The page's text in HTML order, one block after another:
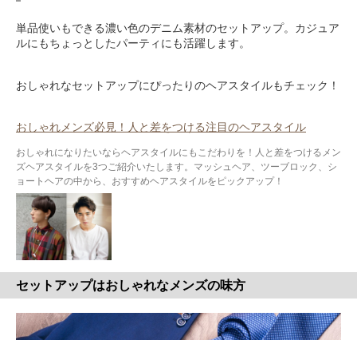
単品使いもできる濃い色のデニム素材のセットアップ。カジュア
ルにもちょっとしたパーティにも活躍します。
おしゃれなセットアップにぴったりのヘアスタイルもチェック！
おしゃれメンズ必見！人と差をつける注目のヘアスタイル
おしゃれになりたいならヘアスタイルにもこだわりを！人と差をつけるメン
ズヘアスタイルを3つご紹介いたします。マッシュヘア、ツーブロック、シ
ョートヘアの中から、おすすめヘアスタイルをピックアップ！
セットアップはおしゃれなメンズの味方